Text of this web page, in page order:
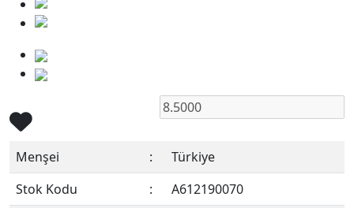
Menşei :
Türkiye
Stok Kodu
:
A612190070